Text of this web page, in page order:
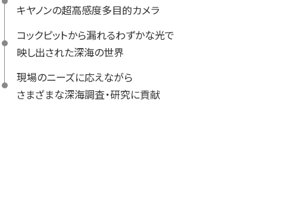
キヤノンの超高感度多目的カメラ
コックピットから漏れるわずかな光で
映し出された深海の世界
現場のニーズに応えながら
さまざまな深海調査・研究に貢献